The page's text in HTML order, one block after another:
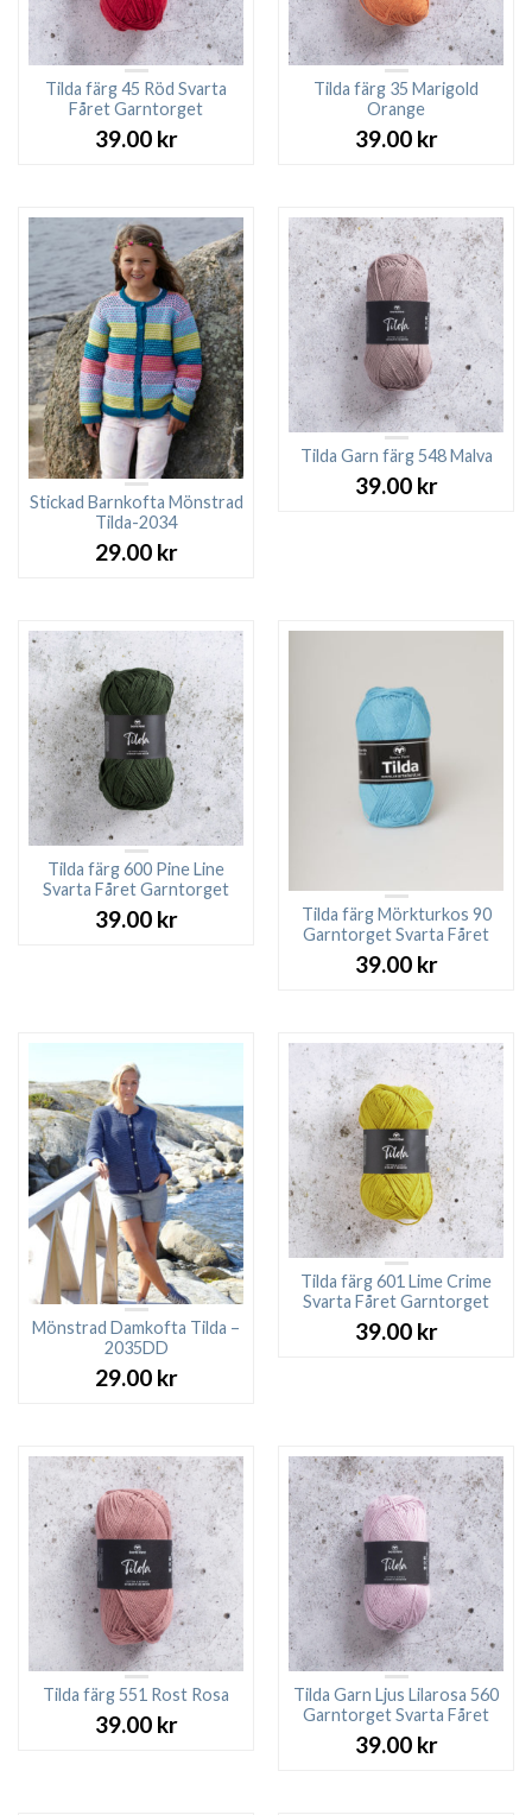
Tilda färg 45 Röd Svarta
Fåret Garntorget
39.00 kr
Tilda färg 35 Marigold
Orange
39.00 kr
Stickad Barnkofta Mönstrad
Tilda-2034
29.00 kr
Tilda Garn färg 548 Malva
39.00 kr
Tilda färg 600 Pine Line
Svarta Fåret Garntorget
39.00 kr
Tilda färg Mörkturkos 90
Garntorget Svarta Fåret
39.00 kr
Mönstrad Damkofta Tilda –
2035DD
29.00 kr
Tilda färg 601 Lime Crime
Svarta Fåret Garntorget
39.00 kr
Tilda färg 551 Rost Rosa
39.00 kr
Tilda Garn Ljus Lilarosa 560
Garntorget Svarta Fåret
39.00 kr